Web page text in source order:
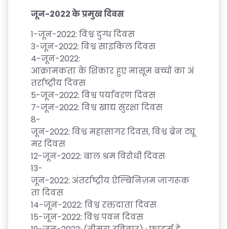
जून-2022केप्रमुखदिवस
1-जून-2022: विश्वदुग्धदिवस
3-जून-2022: विश्वसाइकिलदिवस
4-जून-2022:
आक्रामकताकेशिकारहुएमासूमबच्चोंकाअं
तर्राष्ट्रीयदिवस
5-जून-2022: विश्वपर्यावरणदिवस
7-जून-2022: विश्वखाद्यसुरक्षादिवस
8-
जून-2022: विश्वमहासागरदिवस,विश्वब्रेनट्यू
मरदिवस
12-जून-2022: बाल श्रमविरोधीदिवस
13-
जून-2022: अंतर्राष्ट्रीयऐल्बिनिज़मजागरूक
तादिवस
14-जून-2022: विश्वरक्तदातादिवस
15-जून-2022: विश्वपवनदिवस